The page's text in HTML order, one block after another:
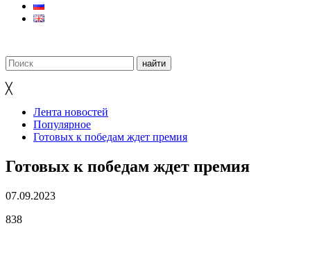
╳
Лента новостей
Популярное
Готовых к победам ждет премия
Готовых к победам ждет премия
07.09.2023
838